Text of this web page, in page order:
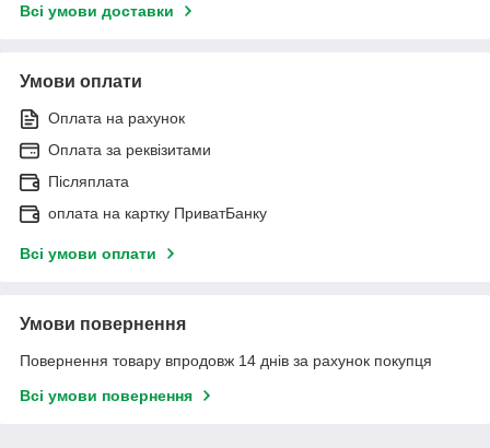
Всі умови доставки
Умови оплати
Оплата на рахунок
Оплата за реквізитами
Післяплата
оплата на картку ПриватБанку
Всі умови оплати
Умови повернення
Повернення товару впродовж 14 днів за рахунок покупця
Всі умови повернення